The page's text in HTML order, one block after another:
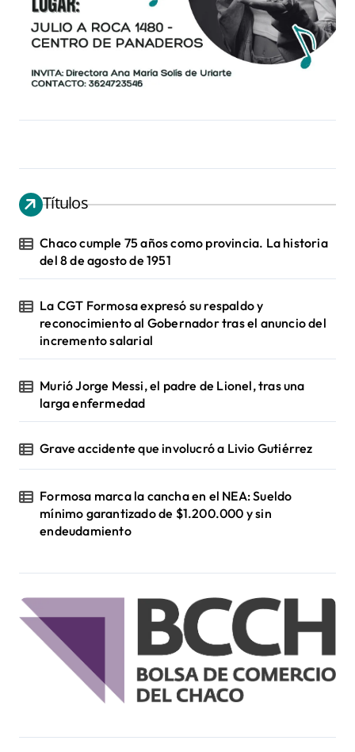
Títulos
Chaco cumple 75 años como provincia. La historia
del 8 de agosto de 1951
La CGT Formosa expresó su respaldo y
reconocimiento al Gobernador tras el anuncio del
incremento salarial
Murió Jorge Messi, el padre de Lionel, tras una
larga enfermedad
Grave accidente que involucró a Livio Gutiérrez
Formosa marca la cancha en el NEA: Sueldo
mínimo garantizado de $1.200.000 y sin
endeudamiento